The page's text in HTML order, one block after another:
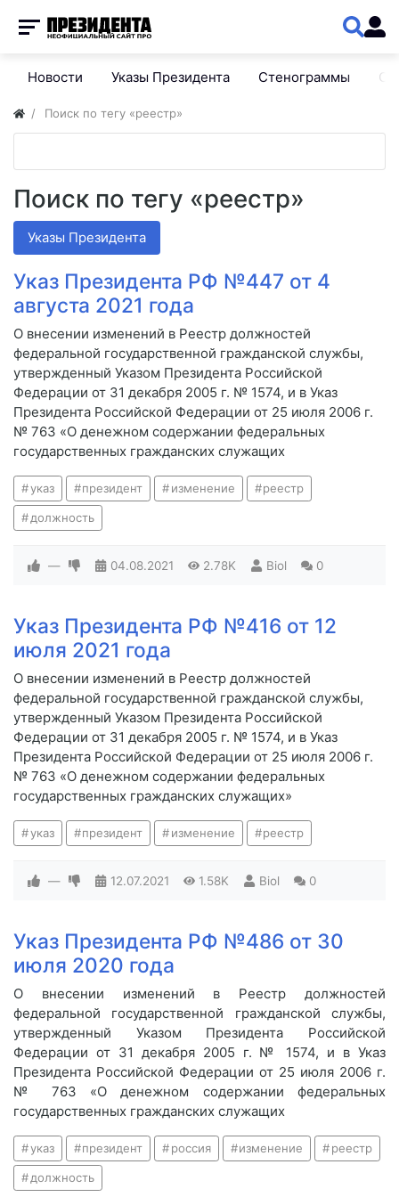
Новости Указы Президента Стенограммы
Поиск по тегу «реестр»
Поиск по тегу «реестр»
Указы Президента
Указ Президента РФ №447 от 4
августа 2021 года
О внесении изменений в Реестр должностей
федеральной государственной гражданской службы,
утвержденный Указом Президента Российской
Федерации от 31 декабря 2005 г. № 1574, и в Указ
Президента Российской Федерации от 25 июля 2006 г.
№ 763 «О денежном содержании федеральных
государственных гражданских служащих
указ президент изменение реестр
должность
— 04.08.2021 2.78K Biol 0
Указ Президента РФ №416 от 12
июля 2021 года
О внесении изменений в Реестр должностей
федеральной государственной гражданской службы,
утвержденный Указом Президента Российской
Федерации от 31 декабря 2005 г. № 1574, и в Указ
Президента Российской Федерации от 25 июля 2006 г.
№ 763 «О денежном содержании федеральных
государственных гражданских служащих»
указ президент изменение реестр
— 12.07.2021 1.58K Biol 0
Указ Президента РФ №486 от 30
июля 2020 года
О внесении изменений в Реестр должностей
федеральной государственной гражданской службы,
утвержденный Указом Президента Российской
Федерации от 31 декабря 2005 г. № 1574, и в Указ
Президента Российской Федерации от 25 июля 2006 г.
№ 763 «О денежном содержании федеральных
государственных гражданских служащих
указ президент россия изменение реестр
должность